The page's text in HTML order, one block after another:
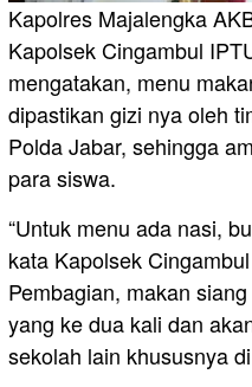
Kapolres Majalengka
Kapolsek Cingambul
mengatakan, menu
dipastikan gizi nya oleh
Polda Jabar, sehingga
para siswa.
“Untuk menu ada nasi,
kata Kapolsek
Pembagian, makan
yang ke dua kali dan
sekolah lain khususnya